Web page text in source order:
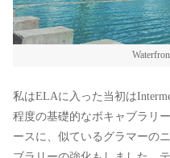
私はELAに入った当初は
程度の基礎的なボキャブラリ
ースに、似ているグラマーの